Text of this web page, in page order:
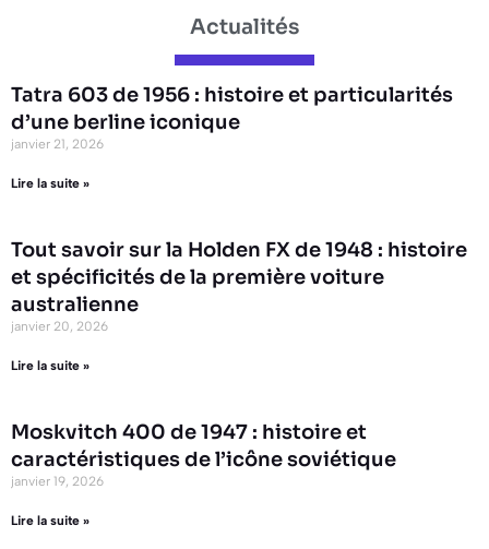
Actualités
Tatra 603 de 1956 : histoire et particularités
d’une berline iconique
janvier 21, 2026
Lire la suite »
Tout savoir sur la Holden FX de 1948 : histoire
et spécificités de la première voiture
australienne
janvier 20, 2026
Lire la suite »
Moskvitch 400 de 1947 : histoire et
caractéristiques de l’icône soviétique
janvier 19, 2026
Lire la suite »